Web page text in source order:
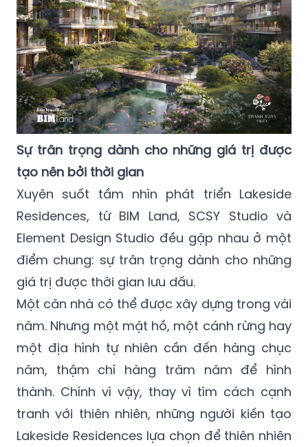
Sự trân trọng dành cho những giá trị được
tạo nên bởi thời gian
Xuyên suốt tầm nhìn phát triển Lakeside
Residences, từ BIM Land, SCSY Studio và
Element Design Studio đều gặp nhau ở một
điểm chung: sự trân trọng dành cho những
giá trị được thời gian lưu dấu.
Một căn nhà có thể được xây dựng trong vài
năm. Nhưng một mặt hồ, một cánh rừng hay
một địa hình tự nhiên cần đến hàng chục
năm, thậm chí hàng trăm năm để hình
thành. Chính vì vậy, thay vì tìm cách cạnh
tranh với thiên nhiên, những người kiến tạo
Lakeside Residences lựa chọn để thiên nhiên